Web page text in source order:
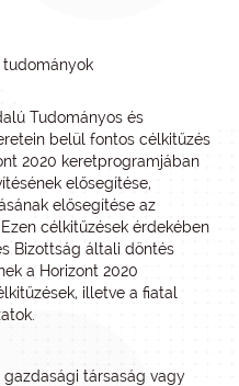
tudományok
Tudományos és
belül fontos célkitűzés
2020 keretprogramjában
elősegítése,
elősegítése az
célkitűzések érdekében
Bizottság általi döntés
a Horizont 2020
illetve a fiatal
társaság vagy